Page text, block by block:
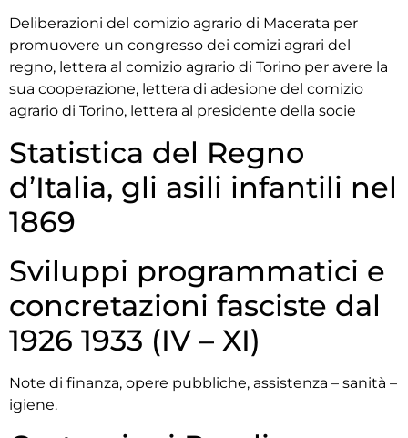
Deliberazioni del comizio agrario di Macerata per
promuovere un congresso dei comizi agrari del
regno, lettera al comizio agrario di Torino per avere la
sua cooperazione, lettera di adesione del comizio
agrario di Torino, lettera al presidente della socie
Statistica del Regno
d’Italia, gli asili infantili nel
1869
Sviluppi programmatici e
concretazioni fasciste dal
1926 1933 (IV – XI)
Note di finanza, opere pubbliche, assistenza – sanità –
igiene.